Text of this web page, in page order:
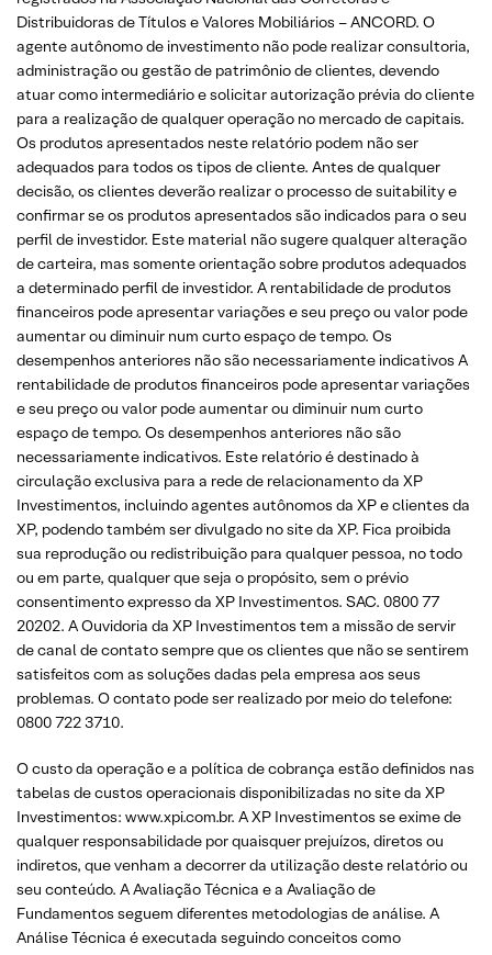
Distribuidoras de Títulos e Valores Mobiliários – ANCORD. O
agente autônomo de investimento não pode realizar consultoria,
administração ou gestão de patrimônio de clientes, devendo
atuar como intermediário e solicitar autorização prévia do cliente
para a realização de qualquer operação no mercado de capitais.
Os produtos apresentados neste relatório podem não ser
adequados para todos os tipos de cliente. Antes de qualquer
decisão, os clientes deverão realizar o processo de suitability e
confirmar se os produtos apresentados são indicados para o seu
perfil de investidor. Este material não sugere qualquer alteração
de carteira, mas somente orientação sobre produtos adequados
a determinado perfil de investidor. A rentabilidade de produtos
financeiros pode apresentar variações e seu preço ou valor pode
aumentar ou diminuir num curto espaço de tempo. Os
desempenhos anteriores não são necessariamente indicativos A
rentabilidade de produtos financeiros pode apresentar variações
e seu preço ou valor pode aumentar ou diminuir num curto
espaço de tempo. Os desempenhos anteriores não são
necessariamente indicativos. Este relatório é destinado à
circulação exclusiva para a rede de relacionamento da XP
Investimentos, incluindo agentes autônomos da XP e clientes da
XP, podendo também ser divulgado no site da XP. Fica proibida
sua reprodução ou redistribuição para qualquer pessoa, no todo
ou em parte, qualquer que seja o propósito, sem o prévio
consentimento expresso da XP Investimentos. SAC. 0800 77
20202. A Ouvidoria da XP Investimentos tem a missão de servir
de canal de contato sempre que os clientes que não se sentirem
satisfeitos com as soluções dadas pela empresa aos seus
problemas. O contato pode ser realizado por meio do telefone:
0800 722 3710.
O custo da operação e a política de cobrança estão definidos nas
tabelas de custos operacionais disponibilizadas no site da XP
Investimentos: www.xpi.com.br. A XP Investimentos se exime de
qualquer responsabilidade por quaisquer prejuízos, diretos ou
indiretos, que venham a decorrer da utilização deste relatório ou
seu conteúdo. A Avaliação Técnica e a Avaliação de
Fundamentos seguem diferentes metodologias de análise. A
Análise Técnica é executada seguindo conceitos como